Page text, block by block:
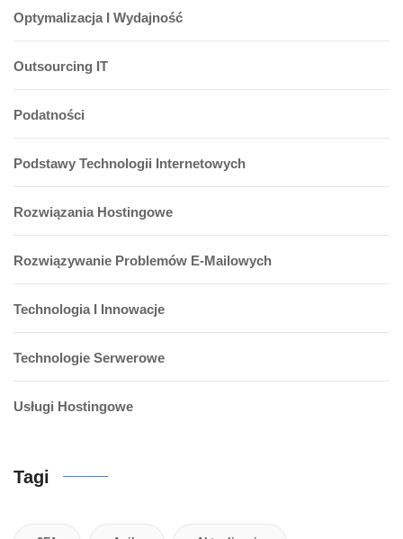
Optymalizacja I Wydajność
Outsourcing IT
Podatności
Podstawy Technologii Internetowych
Rozwiązania Hostingowe
Rozwiązywanie Problemów E-Mailowych
Technologia I Innowacje
Technologie Serwerowe
Usługi Hostingowe
Tagi